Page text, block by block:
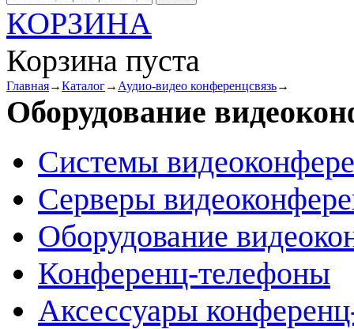
КОРЗИНА
Корзина пуста
Главная→Каталог→ Аудио-видео конференцсвязь→
Оборудование
Системы
Серверы
Оборудование
Конференц-телефоны
Аксессуары